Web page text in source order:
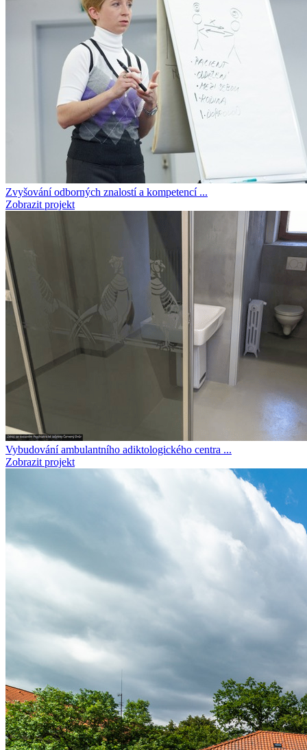
Zvyšování odborných znalostí a kompetencí ...
Zobrazit projekt
Vybudování ambulantního adiktologického centra ...
Zobrazit projekt